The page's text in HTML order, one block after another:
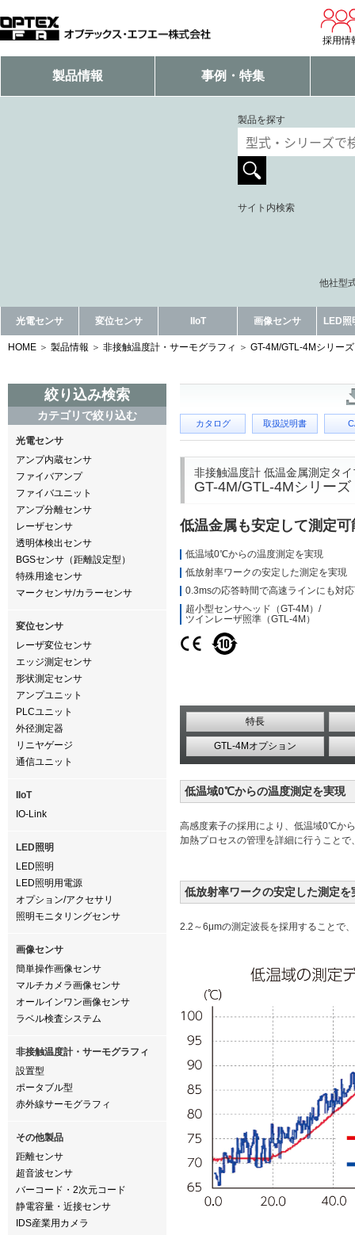
採用情
製品情報 事例・特集
製品を探す
サイト内検索
他社型
光電センサ 変位センサ IIoT 画像センサ LED照
HOME 製品情報 非接触温度計・サーモグラフィ GT-4M/GTL-4Mシリーズ
絞り込み検索
カテゴリで絞り込む
光電センサ
アンプ内蔵センサ
ファイバアンプ
ファイバユニット
アンプ分離センサ
レーザセンサ
透明体検出センサ
BGSセンサ（距離設定型）
特殊用途センサ
マークセンサ/カラーセンサ
変位センサ
レーザ変位センサ
エッジ測定センサ
形状測定センサ
アンプユニット
PLCユニット
外径測定器
リニヤゲージ
通信ユニット
IIoT
IO-Link
LED照明
LED照明
LED照明用電源
オプション/アクセサリ
照明モニタリングセンサ
画像センサ
簡単操作画像センサ
マルチカメラ画像センサ
オールインワン画像センサ
ラベル検査システム
非接触温度計・サーモグラフィ
設置型
ポータブル型
赤外線サーモグラフィ
その他製品
距離センサ
超音波センサ
バーコード・2次元コード
静電容量・近接センサ
IDS産業用カメラ
カタログ 取扱説明書
非接触温度計 低温金属測定タイ
GT-4M/GTL-4Mシリーズ
低温金属も安定して測定可
低温域0℃からの温度測定を実現
低放射率ワークの安定した測定を実現
0.3msの応答時間で高速ラインにも対
超小型センサヘッド（GT-4M）/
ツインレーザ照準（GTL-4M）
特長
GTL-4Mオプション
低温域0℃からの温度測定を実現
高感度素子の採用により、低温域0℃か
加熱プロセスの管理を詳細に行うこと
低放射率ワークの安定した測定を
2.2～6μmの測定波長を採用することで